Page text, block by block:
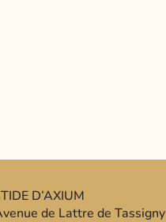
D’AXIUM
de Lattre de Tassigny